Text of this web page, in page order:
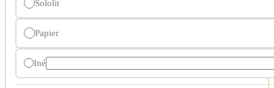
Sololit
Papier
Iné